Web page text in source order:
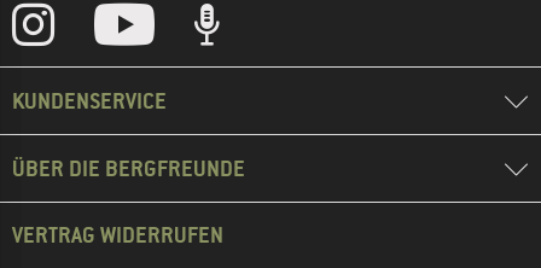
KUNDENSERVICE
ÜBER DIE BERGFREUNDE
VERTRAG WIDERRUFEN